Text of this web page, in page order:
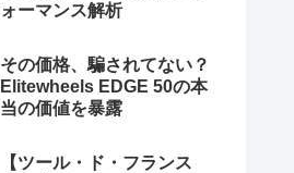
ォーマンス解析
その価格、騙されてない？
Elitewheels EDGE 50の本
当の価値を暴露
【ツール・ド・フランス